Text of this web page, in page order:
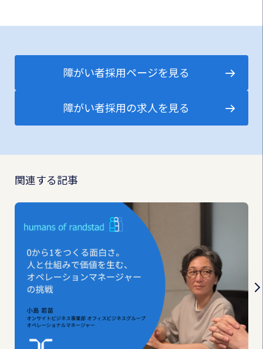
障がい者採用ページを見る
障がい者採用の求人を見る
関連する記事